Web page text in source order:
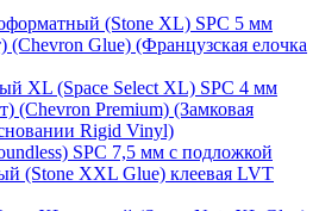
(Stone XL) SPC 5 мм
Glue) (Французская елочка
XL (Space Select XL) SPC 4 мм
(Chevron Premium) (Замковая
Rigid Vinyl)
SPC 7,5 мм с подложкой
(Stone XXL Glue) клеевая LVT